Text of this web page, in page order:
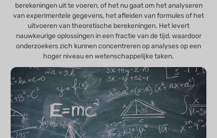
berekeningen uit te voeren, of het nu gaat om het analyseren
van experimentele gegevens, het afleiden van formules of het
uitvoeren van theoretische berekeningen. Het levert
nauwkeurige oplossingen in een fractie van de tijd, waardoor
onderzoekers zich kunnen concentreren op analyses op een
hoger niveau en wetenschappelijke taken.